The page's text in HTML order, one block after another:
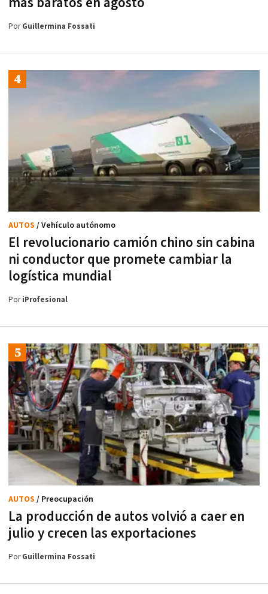
PorGuillermina Fossati
El revolucionario camión chino sin cabina
ni conductor que promete cambiar la
logística mundial
AUTOS / Vehículo autónomo
PoriProfesional
La producción de autos volvió a caer en
julio y crecen las exportaciones
AUTOS / Preocupación
PorGuillermina Fossati